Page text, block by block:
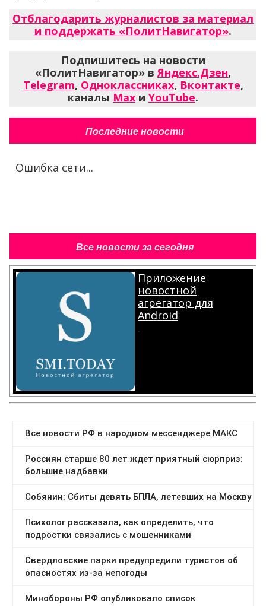
Отблагодарить журналистов за материал
и поддержать «ПолитНавигатор».
Подпишитесь на новости
«ПолитНавигатор» вЯндекс.Дзен,
Telegram, Одноклассниках, Вконтакте,
каналы Max и YouTube.
Последние новости
Ошибка сети...
Все новости за сегодня
Приложение
новостной
агрегатор для
Android
.